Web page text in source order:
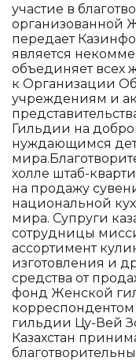
участие в
организованной
передает
является
объединяет
к Организации
учреждениям и
Гильдии на
нуждающимся
холле штаб-
на продажу
национальной
мира. Супруги
сотрудницы
ассортимент
изготовления и
средства от
фонд Женской
гильдии Цу-Вей
Казахстан